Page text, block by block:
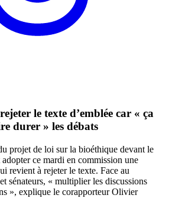
le texte d’emblée car « ça
durer » les débats
projet de loi sur la bioéthique devant le
adopter ce mardi en commission une
revient à rejeter le texte. Face au
sénateurs, « multiplier les discussions
», explique le corapporteur Olivier